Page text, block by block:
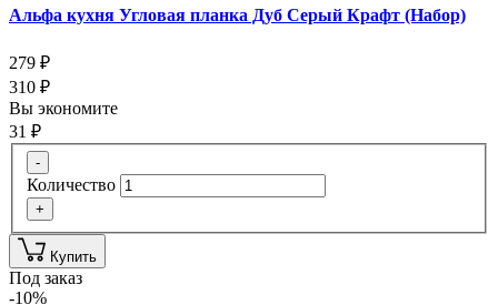
Альфа кухня Угловая планка Дуб Серый Крафт (Набор)
279 ₽
310 ₽
Вы экономите
31 ₽
-
Количество
+
Купить
Под заказ
-10%